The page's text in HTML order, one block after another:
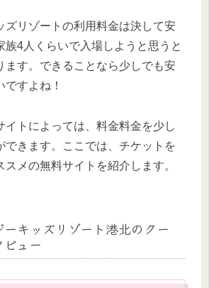
ズリゾートの利用料金は決して安
族4人くらいで入場しようと思うと
ます。できることなら少しでも安
ですよね！
イトによっては、料金料金を少し
できます。ここでは、チケットを
メの無料サイトを紹介します。
ーキッズリゾート港北のクー
ュー